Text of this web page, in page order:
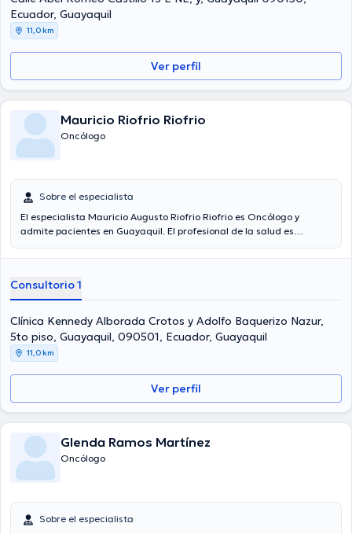
Ecuador, Guayaquil
11,0 km
Ver perfil
Mauricio Riofrio Riofrio
Oncólogo
Sobre el especialista
El especialista Mauricio Augusto Riofrio Riofrio es Oncólogo y
admite pacientes en Guayaquil. El profesional de la salud es
tiene varios años de experiencia en su área de especialidad. El
desempeñado como miembro de diversas asociaciones médicas.
Mauricio Augusto Riofrio Riofrio ha contribuido en cuantiosas
conferencias con la finalidad de tener una formación continua en
su campo de especialización y ha publicado diferentes ediciones.
Consultorio 1
Clínica Kennedy Alborada Crotos y Adolfo Baquerizo Nazur,
5to piso, Guayaquil, 090501, Ecuador, Guayaquil
11,0 km
Ver perfil
Glenda Ramos Martínez
Oncólogo
Sobre el especialista